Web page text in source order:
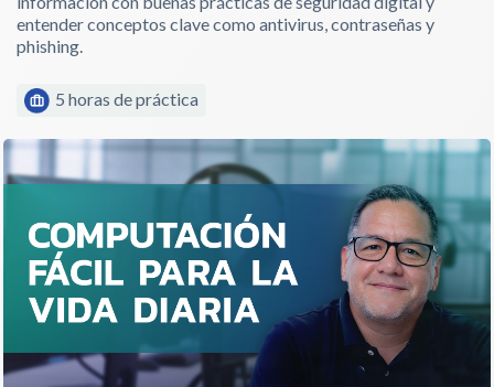
entender conceptos clave como antivirus, contraseñas y
phishing.
5 horas de práctica